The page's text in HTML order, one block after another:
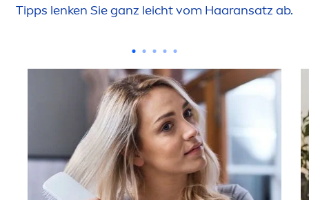
Tipps lenken Sie ganz leicht vom Haaransatz ab.